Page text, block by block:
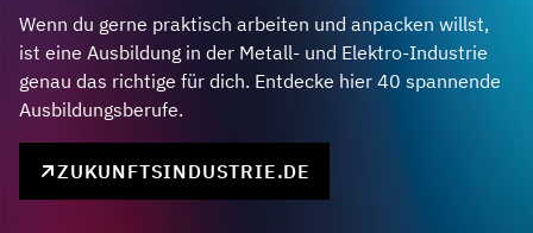
Wenn du gerne praktisch arbeiten und anpacken willst,
ist eine Ausbildung in der Metall- und Elektro-Industrie
genau das richtige für dich. Entdecke hier 40 spannende
Ausbildungsberufe.
ZUKUNFTSINDUSTRIE.DE